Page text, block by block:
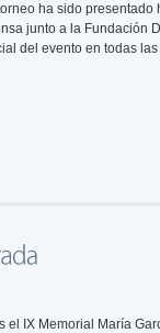
ha sido presentado
junto a la Fundación
del evento en todas
el IX Memorial María